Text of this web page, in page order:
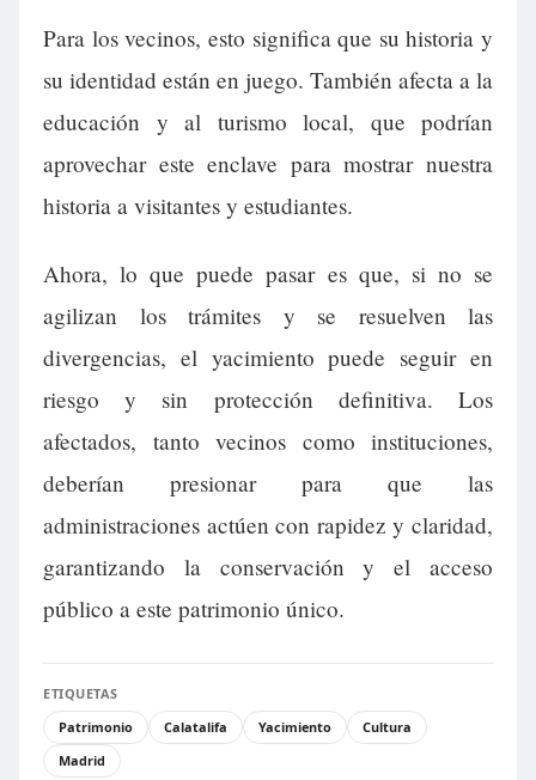
Para los vecinos, esto significa que su historia y
su identidad están en juego. También afecta a la
educación y al turismo local, que podrían
aprovechar este enclave para mostrar nuestra
historia a visitantes y estudiantes.
Ahora, lo que puede pasar es que, si no se
agilizan los trámites y se resuelven las
divergencias, el yacimiento puede seguir en
riesgo y sin protección definitiva. Los
afectados, tanto vecinos como instituciones,
deberían presionar para que las
administraciones actúen con rapidez y claridad,
garantizando la conservación y el acceso
público a este patrimonio único.
ETIQUETAS
Patrimonio
Calatalifa Yacimiento
Cultura
Madrid